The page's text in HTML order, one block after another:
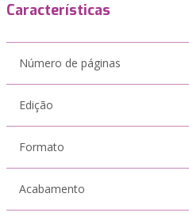
Características
Número de páginas
Edição
Formato
Acabamento